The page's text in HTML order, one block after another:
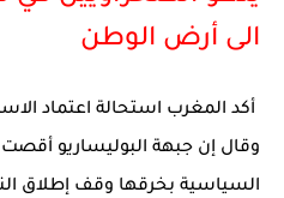
الى أرض الوطن
أكد المغرب استحالة اعتماد
وقال إن جبهة البوليساريو
السياسية بخرقها وقف إطلاق